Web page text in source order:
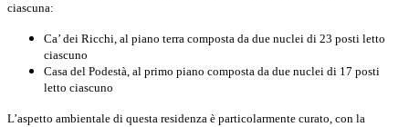
ciascuna:
Ca’ dei Ricchi, al piano terra composta da due nuclei di 23 posti letto
ciascuno
Casa del Podestà, al primo piano composta da due nuclei di 17 posti
letto ciascuno
L’aspetto ambientale di questa residenza è particolarmente curato, con la